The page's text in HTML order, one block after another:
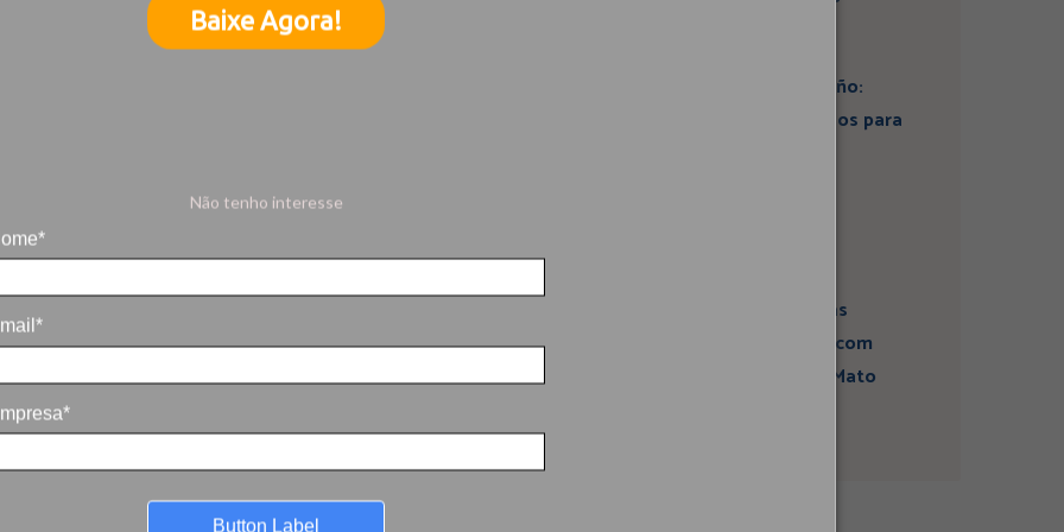
Baixe Agora!
Não tenho interesse
Button Label
Artigo: Super El Niño:
estamos preparados para
atividades sísmicas
fortalece diálogo com
comunidades em Mato